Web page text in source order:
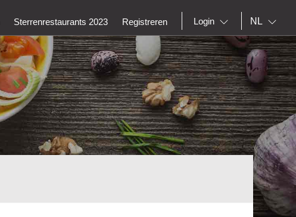
Sterrenrestaurants 2023 Registreren Login NL